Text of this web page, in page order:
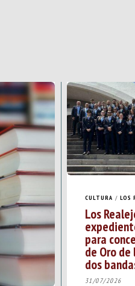
CULTURA / LOS
Los
para
de Oro de
dos
31/07/2026